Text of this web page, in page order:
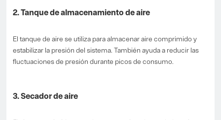
2. Tanque de almacenamiento de aire
El tanque de aire se utiliza para almacenar aire comprimido y
estabilizar la presión del sistema. También ayuda a reducir las
fluctuaciones de presión durante picos de consumo.
3. Secador de aire